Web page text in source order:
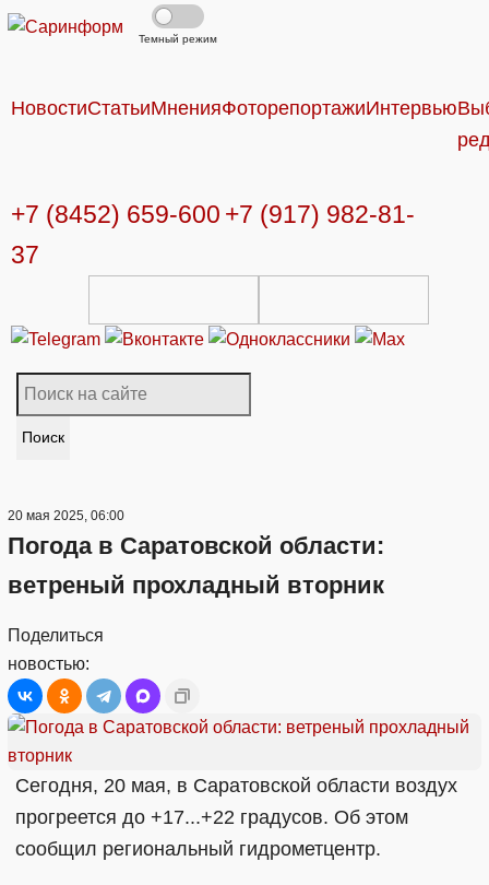
Темный режим
НовостиСтатьиМненияФоторепортажиИнтервью
+7 (8452) 659-600 +7 (917) 982-81-
37
Поиск
20 мая 2025, 06:00
Погода в Саратовской области:
ветреный прохладный вторник
Поделиться
новостью:
Сегодня, 20 мая, в Саратовской области воздух
прогреется до +17...+22 градусов. Об этом
сообщил региональный гидрометцентр.